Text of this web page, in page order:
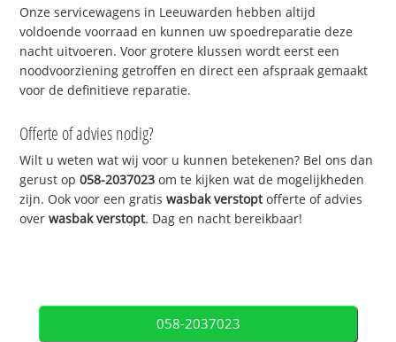
Onze servicewagens in Leeuwarden hebben altijd
voldoende voorraad en kunnen uw spoedreparatie deze
nacht uitvoeren. Voor grotere klussen wordt eerst een
noodvoorziening getroffen en direct een afspraak gemaakt
voor de definitieve reparatie.
Offerte of advies nodig?
Wilt u weten wat wij voor u kunnen betekenen? Bel ons dan
gerust op058-2037023 om te kijken wat de mogelijkheden
zijn. Ook voor een gratiswasbak verstoptofferte of advies
overwasbak verstopt. Dag en nacht bereikbaar!
058-2037023